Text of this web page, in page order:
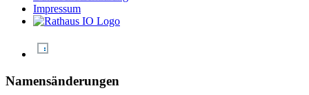
Impressum
Namensänderungen